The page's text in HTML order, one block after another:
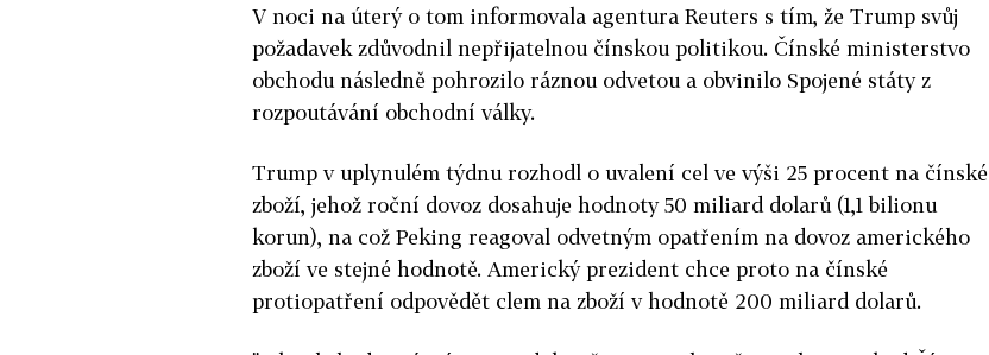
V noci na úterý o tom informovala agentura Reuters s tím, že Trump svůj
požadavek zdůvodnil nepřijatelnou čínskou politikou. Čínské ministerstvo
obchodu následně pohrozilo ráznou odvetou a obvinilo Spojené státy z
rozpoutávání obchodní války.
Trump v uplynulém týdnu rozhodl o uvalení cel ve výši 25 procent na čínské
zboží, jehož roční dovoz dosahuje hodnoty 50 miliard dolarů (1,1 bilionu
korun), na což Peking reagoval odvetným opatřením na dovoz amerického
zboží ve stejné hodnotě. Americký prezident chce proto na čínské
protiopatření odpovědět clem na zboží v hodnotě 200 miliard dolarů.